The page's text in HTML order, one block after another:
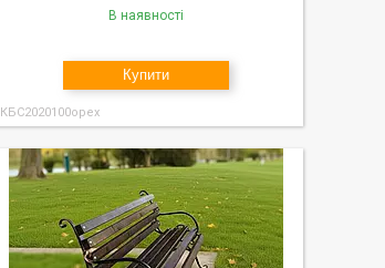
В наявності
Купити
КБС2020100орех